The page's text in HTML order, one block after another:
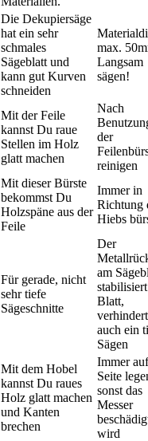
Die Dekupiersäge
hat ein sehr
schmales
Sägeblatt und
kann gut Kurven
schneiden
max.
Langsam
sägen!
Mit der Feile
kannst Du raue
Stellen im Holz
glatt machen
Nach
der
reinigen
Mit dieser Bürste
bekommst Du
Holzspäne aus der
Feile
Immer in
Richtung
Hiebs
Für gerade, nicht
sehr tiefe
Sägeschnitte
Der
am
Blatt,
auch ein
Sägen
Mit dem Hobel
kannst Du raues
Holz glatt machen
und Kanten
brechen
Immer
Seite
sonst das
Messer
wird